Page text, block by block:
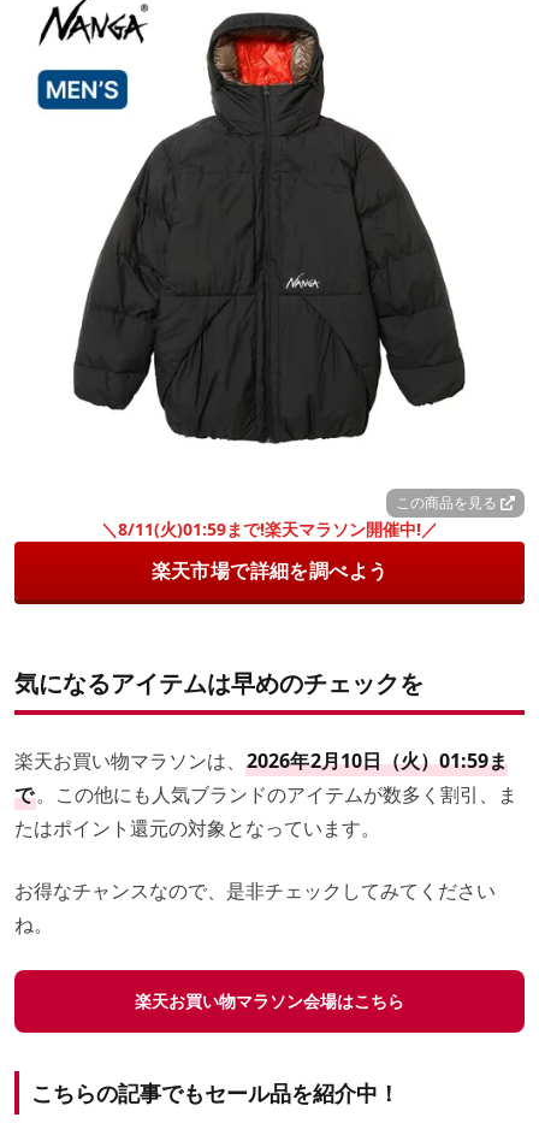
この商品を見る
＼8/11(火)01:59まで!楽天マラソン開催中!／
楽天市場で詳細を調べよう
気になるアイテムは早めのチェックを
楽天お買い物マラソンは、 2026年2月10日（火）01:59ま
で。この他にも人気ブランドのアイテムが数多く割引、ま
たはポイント還元の対象となっています。
お得なチャンスなので、是非チェックしてみてください
ね。
楽天お買い物マラソン会場はこちら
こちらの記事でもセール品を紹介中！